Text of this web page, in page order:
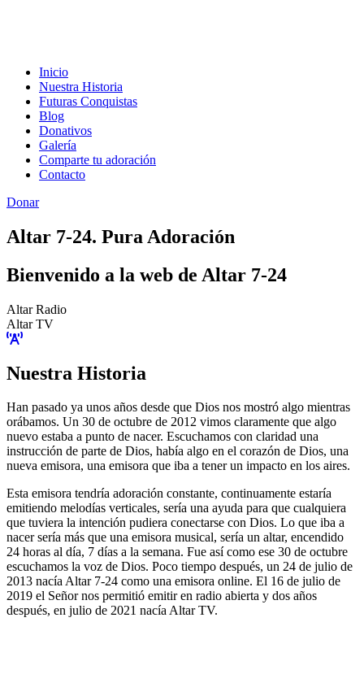
Inicio
Nuestra Historia
Futuras Conquistas
Blog
Donativos
Galería
Comparte tu adoración
Contacto
Donar
Altar 7-24. Pura Adoración
Bienvenido a la web de Altar 7-24
Altar Radio
Altar TV
Nuestra Historia
Han pasado ya unos años desde que Dios nos mostró algo mientras
orábamos. Un 30 de octubre de 2012 vimos claramente que algo
nuevo estaba a punto de nacer. Escuchamos con claridad una
instrucción de parte de Dios, había algo en el corazón de Dios, una
nueva emisora, una emisora que iba a tener un impacto en los aires.
Esta emisora tendría adoración constante, continuamente estaría
emitiendo melodías verticales, sería una ayuda para que cualquiera
que tuviera la intención pudiera conectarse con Dios. Lo que iba a
nacer sería más que una emisora musical, sería un altar, encendido
24 horas al día, 7 días a la semana. Fue así como ese 30 de octubre
escuchamos la voz de Dios. Poco tiempo después, un 24 de julio de
2013 nacía Altar 7-24 como una emisora online. El 16 de julio de
2019 el Señor nos permitió emitir en radio abierta y dos años
después, en julio de 2021 nacía Altar TV.